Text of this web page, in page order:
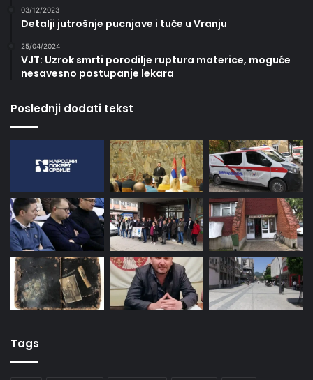
03/12/2023
Detalji jutrošnje pucnjave i tuče u Vranju
25/04/2024
VJT: Uzrok smrti porodilje ruptura materice, moguće
nesavesno postupanje lekara
Poslednji dodati tekst
Tags